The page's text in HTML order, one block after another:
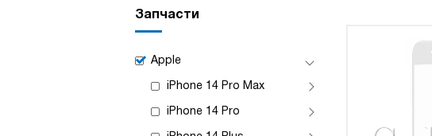
Запчасти
Apple
iPhone 14 Pro Max
iPhone 14 Pro